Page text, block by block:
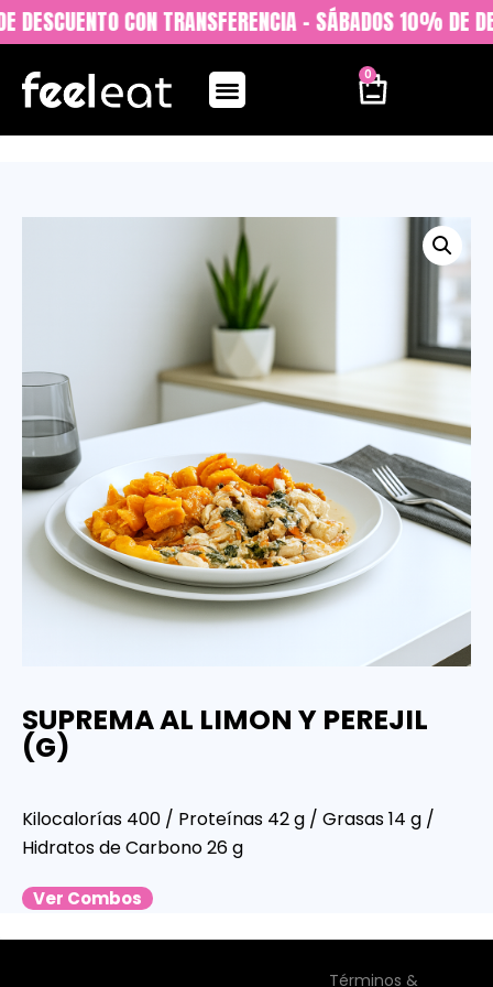
CON TRANSFERENCIA - SÁBADOS 10% DE
0
SUPREMA AL LIMON Y PEREJIL
(G)
Kilocalorías 400 / Proteínas 42 g / Grasas 14 g /
Hidratos de Carbono 26 g
Ver Combos
Términos &